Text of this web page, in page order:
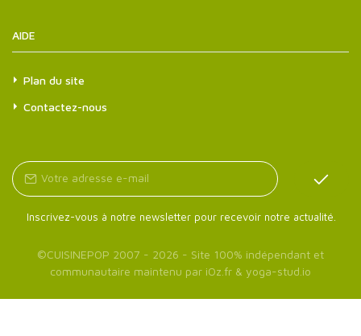
AIDE
Plan du site
Contactez-nous
Inscrivez-vous à notre newsletter pour recevoir notre actualité.
©CUISINEPOP 2007 - 2026 - Site 100% indépendant et
communautaire maintenu par iOz.fr & yoga-stud.io